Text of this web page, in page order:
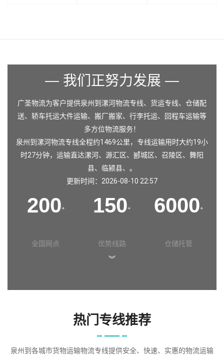
— 我们正努力发展 —
广圣物流为客户提供泉州到漯河物流专线、货运专线、仓储配
送、轿车托运大件运输、搬厂搬家、行李托运、回程车运输等
多方位物流服务！
泉州到漯河物流专线全程约1469公里，专线运输用时大约19小
时27分钟，运输直达漯河、源汇区、郾城区、召陵区、舞阳
县、临颍县、。
更新时间：2026-08-10 22:57
200+
全国网点
150+
优势线路
6000+
仓储托管
︾
热门专线推荐
泉州到各城市货物运输物流专线提供安全、快速、实惠的物流运输